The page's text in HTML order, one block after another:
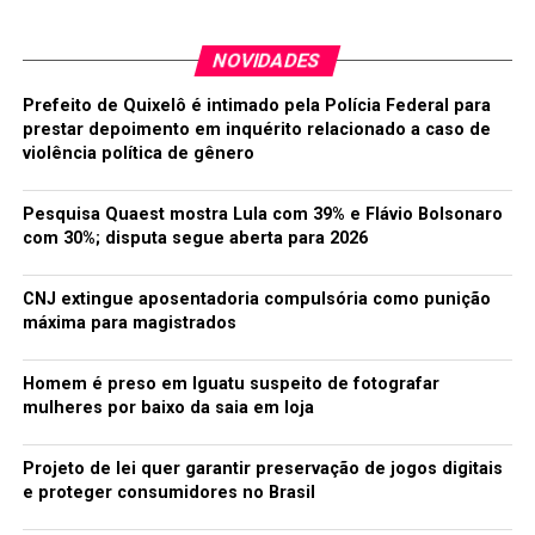
NOVIDADES
Prefeito de Quixelô é intimado pela Polícia Federal para
prestar depoimento em inquérito relacionado a caso de
violência política de gênero
Pesquisa Quaest mostra Lula com 39% e Flávio Bolsonaro
com 30%; disputa segue aberta para 2026
CNJ extingue aposentadoria compulsória como punição
máxima para magistrados
Homem é preso em Iguatu suspeito de fotografar
mulheres por baixo da saia em loja
Projeto de lei quer garantir preservação de jogos digitais
e proteger consumidores no Brasil